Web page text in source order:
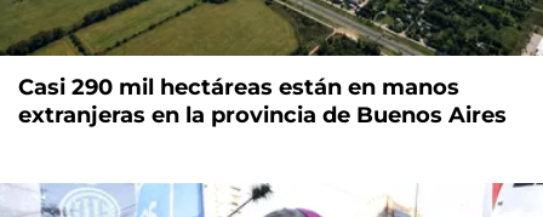
Casi 290 mil hectáreas están en manos
extranjeras en la provincia de Buenos Aires